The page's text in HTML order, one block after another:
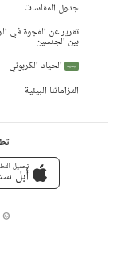
جدول المقاسات
تقرير عن الفجوة في
بين الجنسين
جديد
الحياد الكربوني
التزاماتنا البيئية
تحميل
أبل
©